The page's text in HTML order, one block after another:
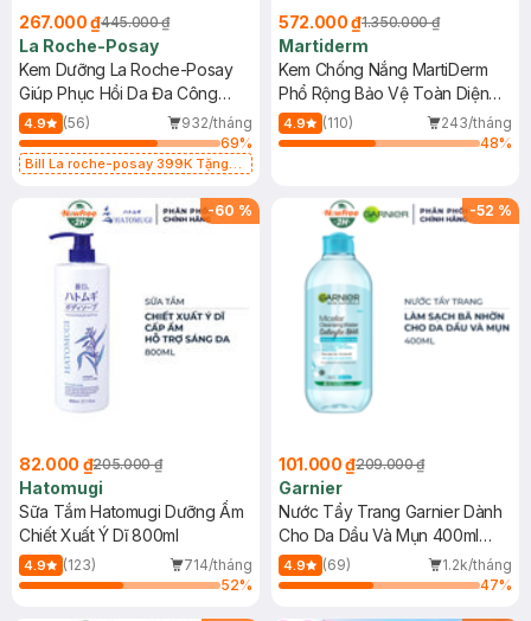
267.000 ₫445.000 ₫
La Roche-Posay
Kem Dưỡng La Roche-Posay
Giúp Phục Hồi Da Đa Công
Dụng 40ml
4.9 (56)
932/tháng
69%
Bill La roche-posay 399K Tặng
(SL có hạn)
572.000 ₫1.350.000 ₫
Martiderm
Kem Chống Nắng MartiDerm
Phổ Rộng Bảo Vệ Toàn Diện
40ml
4.9 (110)
243/tháng
48%
-60 %
82.000 ₫205.000 ₫
Hatomugi
Sữa Tắm Hatomugi Dưỡng Ẩm
Chiết Xuất Ý Dĩ 800ml
4.9 (123)
714/tháng
52%
-52 %
101.000 ₫209.000 ₫
Garnier
Nước Tẩy Trang Garnier Dành
Cho Da Dầu Và Mụn 400ml
(Mới)
4.9 (69)
1.2k/tháng
47%